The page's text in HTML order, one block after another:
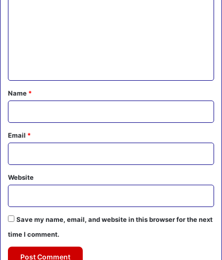
*
Name *
Email *
Website
Save my name, email, and website in this browser for the next
time I comment.